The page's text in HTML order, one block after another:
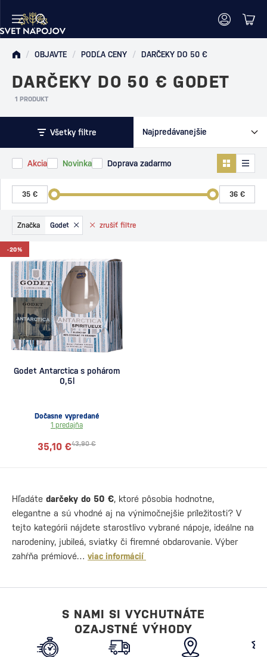
/ OBJAVTE / PODĽA CENY / DARČEKY DO 50 €
DARČEKY DO 50 € GODET
1 PRODUKT
Všetky filtre
Akcia Novinka Doprava zadarmo
zrušiť filtre
Značka Godet
-20%
Godet Antarctica s pohárom
0,5l
Dočasne vypredané
1 predajňa
43,90 €
35,10 €
Hľadáte darčeky do 50 €, ktoré pôsobia hodnotne,
elegantne a sú vhodné aj na výnimočnejšie príležitosti? V
tejto kategórii nájdete starostlivo vybrané nápoje, ideálne na
narodeniny, jubileá, sviatky či firemné obdarovanie. Výber
zahŕňa prémiové… viac informácií
S NAMI SI VYCHUTNÁTE
OZAJSTNÉ VÝHODY